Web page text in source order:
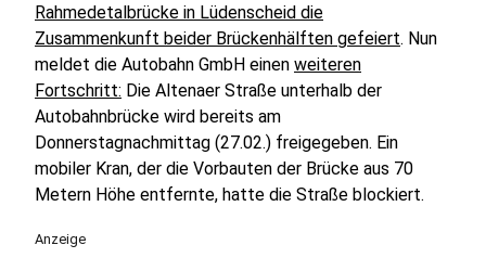
Rahmedetalbrücke in Lüdenscheid die
Zusammenkunft beider Brückenhälften gefeiert. Nun
meldet die Autobahn GmbH einen weiteren
Fortschritt: Die Altenaer Straße unterhalb der
Autobahnbrücke wird bereits am
Donnerstagnachmittag (27.02.) freigegeben. Ein
mobiler Kran, der die Vorbauten der Brücke aus 70
Metern Höhe entfernte, hatte die Straße blockiert.
Anzeige